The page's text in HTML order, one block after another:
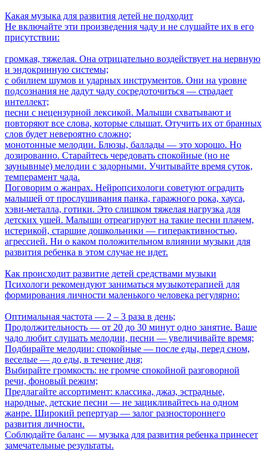
Какая музыка для развития детей не подходит
Не включайте эти произведения чаду и не слушайте их в его
присутствии:
громкая, тяжелая. Она отрицательно воздействует на нервную
и эндокринную системы;
с обилием шумов и ударных инструментов. Они на уровне
подсознания не дадут чаду сосредоточиться — страдает
интеллект;
песни с нецензурной лексикой. Малыши схватывают и
повторяют все слова, которые слышат. Отучить их от бранных
слов будет невероятно сложно;
монотонные мелодии. Блюзы, баллады — это хорошо. Но
дозированно. Старайтесь чередовать спокойные (но не
заунывные) мелодии с задорными. Учитывайте время суток,
темперамент чада.
Поговорим о жанрах. Нейропсихологи советуют оградить
малышей от прослушивания панка, гаражного рока, хауса,
хэви-металла, готики. Это слишком тяжелая нагрузка для
детских ушей. Малыши отреагируют на такие песни плачем,
истерикой, старшие дошкольники — гиперактивностью,
агрессией. Ни о каком положительном влиянии музыки для
развития ребенка в этом случае не идет.
Как происходит развитие детей средствами музыки
Психологи рекомендуют заниматься музыкотерапией для
формирования личности маленького человека регулярно:
Оптимальная частота — 2 ‒ 3 раза в день;
Продолжительность — от 20 до 30 минут одно занятие. Ваше
чадо любит слушать мелодии, песни — увеличивайте время;
Подбирайте мелодии: спокойные — после еды, перед сном,
веселые — до еды, в течение дня;
Выбирайте громкость: не громче спокойной разговорной
речи, фоновый режим;
Предлагайте ассортимент: классика, джаз, эстрадные,
народные, детские песни — не зацикливайтесь на одном
жанре. Широкий репертуар — залог разностороннего
развития личности.
Соблюдайте баланс — музыка для развития ребенка принесет
замечательные результаты.